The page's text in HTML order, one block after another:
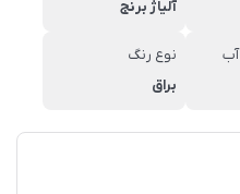
آلیاژ برنج
نوع رنگ
براق